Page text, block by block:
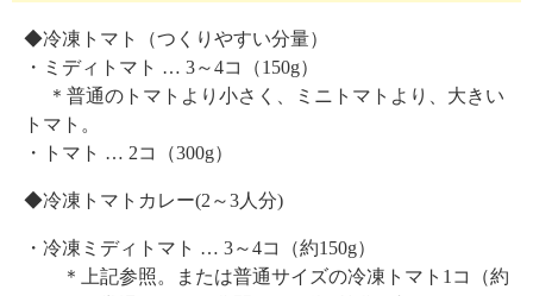
◆冷凍トマト（つくりやすい分量）
・ミディトマト … 3～4コ（150g）
＊普通のトマトより小さく、ミニトマトより、大きい
トマト。
・トマト … 2コ（300g）
◆冷凍トマトカレー(2～3人分)
・冷凍ミディトマト … 3～4コ（約150g）
＊上記参照。または普通サイズの冷凍トマト1コ（約